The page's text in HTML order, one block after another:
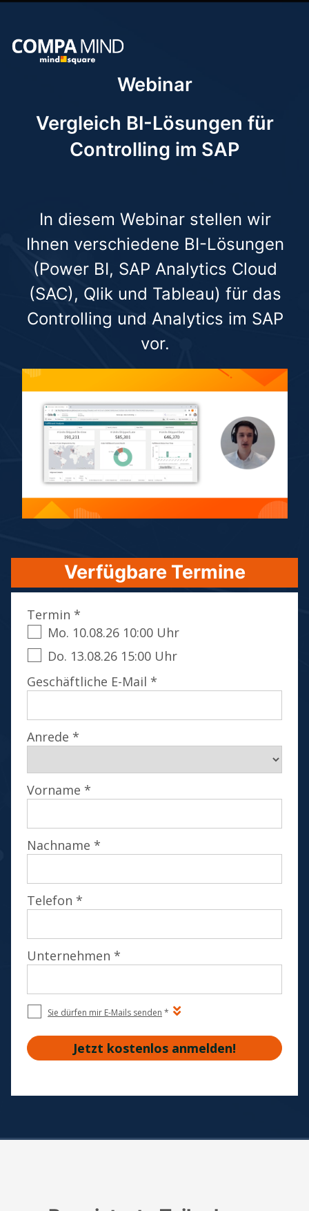
Webinar
Vergleich BI-Lösungen für
Controlling im SAP
In diesem Webinar stellen wir
Ihnen verschiedene BI-Lösungen
(Power BI, SAP Analytics Cloud
(SAC), Qlik und Tableau) für das
Controlling und Analytics im SAP
vor.
Verfügbare Termine